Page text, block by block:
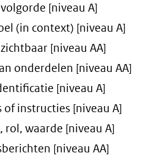
[niveau A]
(in context) [niveau A]
[niveau AA]
onderdelen [niveau AA]
[niveau A]
of instructies [niveau A]
rol, waarde [niveau A]
[niveau AA]